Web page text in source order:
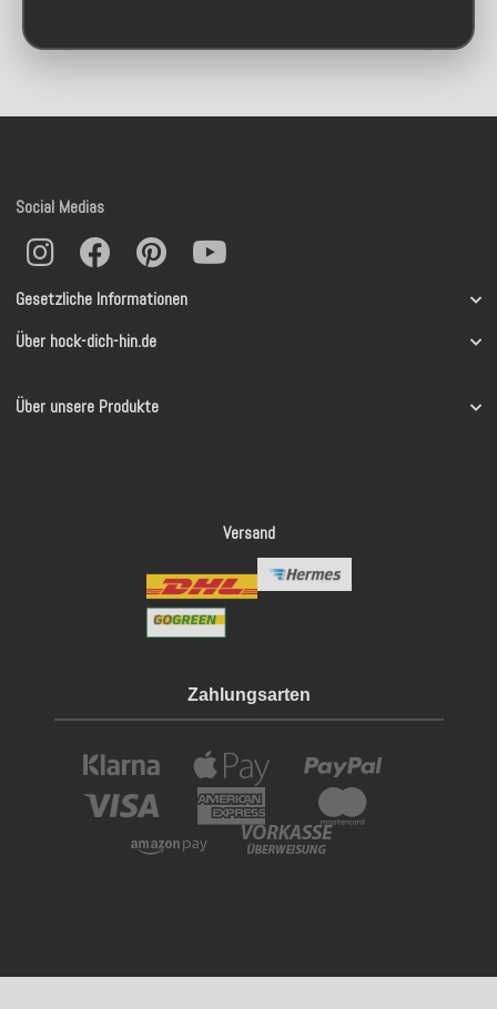
Gesetzliche Informationen
Über hock-dich-hin.de
Über unsere Produkte
Social Medias
Versand
Zahlungsarten